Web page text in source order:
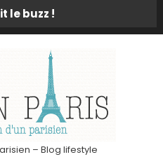
le buzz !
– Blog lifestyle